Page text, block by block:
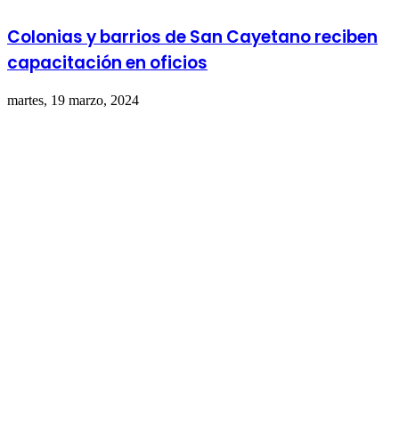
Colonias y barrios de San Cayetano reciben
capacitación en oficios
martes, 19 marzo, 2024